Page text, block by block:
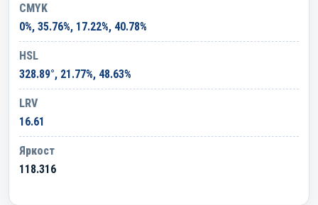
CMYK
0%, 35.76%, 17.22%, 40.78%
HSL
328.89°, 21.77%, 48.63%
LRV
16.61
Яркост
118.316